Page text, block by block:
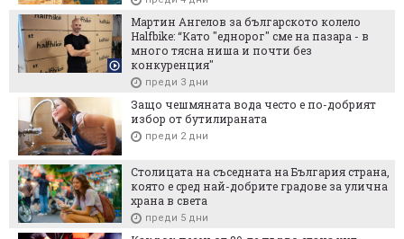
Мартин Ангелов за българското колело
Halfbike: “Като "еднорог" сме на пазара - в
много тясна ниша и почти без
конкуренция"
преди 3 дни
Защо чешмяната вода често е по-добрият
избор от бутилираната
преди 2 дни
Столицата на съседната на България страна,
която е сред най-добрите градове за улична
храна в света
преди 5 дни